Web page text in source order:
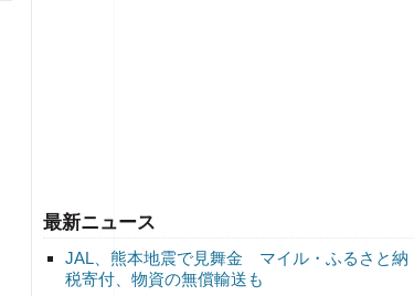
最新ニュース
JAL、熊本地震で見舞金 マイル・ふるさと納
税寄付、物資の無償輸送も